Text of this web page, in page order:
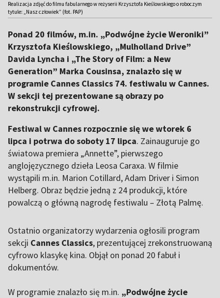
Realizacja zdjęć do filmu fabularnego w reżyserii Krzysztofa Kieślowskiego o roboczym
tytule: „Nasz człowiek” (fot. PAP)
Ponad 20 filmów, m.in. „Podwójne życie Weroniki”
Krzysztofa Kieślowskiego, „Mulholland Drive”
Davida Lyncha i „The Story of Film: a New
Generation” Marka Cousinsa, znalazło się w
programie Cannes Classics 74. festiwalu w Cannes.
W sekcji tej prezentowane są obrazy po
rekonstrukcji cyfrowej.
Festiwal w Cannes rozpocznie się we wtorek 6
lipca i potrwa do soboty 17 lipca. Zainauguruje go
światowa premiera „Annette”, pierwszego
anglojęzycznego dzieła Leosa Caraxa. W filmie
wystąpili m.in. Marion Cotillard, Adam Driver i Simon
Helberg. Obraz będzie jedną z 24 produkcji, które
powalczą o główną nagrodę festiwalu – Złotą Palmę.
Ostatnio organizatorzy wydarzenia ogłosili program
sekcji Cannes Classics, prezentującej zrekonstruowaną
cyfrowo klasykę kina. Objął on ponad 20 fabuł i
dokumentów.
W programie znalazło się m.in. „Podwójne życie